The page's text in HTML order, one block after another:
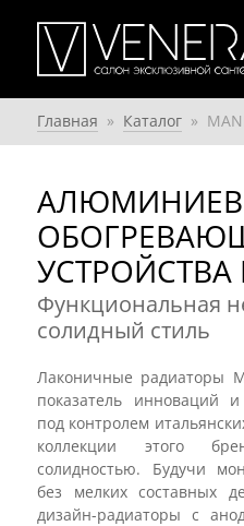
Главная » Каталог »
УСТРОЙСТВА
Функциональная
солидный стиль
Лаконичные радиаторы
показатель инноваций
под контролем
коллекции этого
солидностью. Будучи
без мелких составных
дизайн-радиаторы с